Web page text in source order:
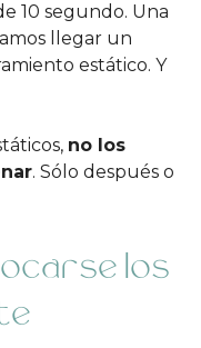
10 segundo. Una
llegar un
estático. Y
no los
. Sólo después o
los